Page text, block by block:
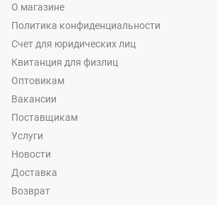
О магазине
Политика конфиденциальности
Счет для юридических лиц
Квитанция для физлиц
Оптовикам
Вакансии
Поставщикам
Услуги
Новости
Доставка
Возврат